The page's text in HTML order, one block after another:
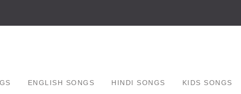
ENGLISH SONGS HINDI SONGS KIDS SONGS